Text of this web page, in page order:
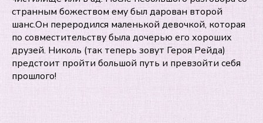
странным божеством ему был дарован второй
шанс.Он переродился маленькой девочкой, которая
по совместительству была дочерью его хороших
друзей. Николь (так теперь зовут Героя Рейда)
предстоит пройти большой путь и превзойти себя
прошлого!